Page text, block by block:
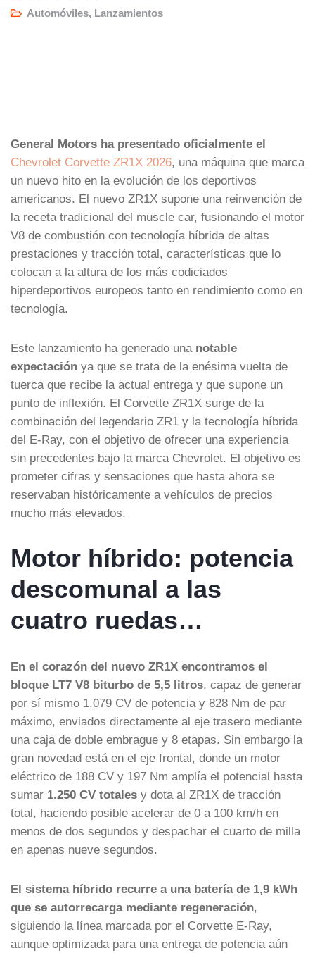
Automóviles, Lanzamientos
General Motors ha presentado oficialmente el
Chevrolet Corvette ZR1X 2026, una máquina que marca
un nuevo hito en la evolución de los deportivos
americanos. El nuevo ZR1X supone una reinvención de
la receta tradicional del muscle car, fusionando el motor
V8 de combustión con tecnología híbrida de altas
prestaciones y tracción total, características que lo
colocan a la altura de los más codiciados
hiperdeportivos europeos tanto en rendimiento como en
tecnología.
Este lanzamiento ha generado una notable
expectación ya que se trata de la enésima vuelta de
tuerca que recibe la actual entrega y que supone un
punto de inflexión. El Corvette ZR1X surge de la
combinación del legendario ZR1 y la tecnología híbrida
del E-Ray, con el objetivo de ofrecer una experiencia
sin precedentes bajo la marca Chevrolet. El objetivo es
prometer cifras y sensaciones que hasta ahora se
reservaban históricamente a vehículos de precios
mucho más elevados.
Motor híbrido: potencia
descomunal a las
cuatro ruedas…
En el corazón del nuevo ZR1X encontramos el
bloque LT7 V8 biturbo de 5,5 litros, capaz de generar
por sí mismo 1.079 CV de potencia y 828 Nm de par
máximo, enviados directamente al eje trasero mediante
una caja de doble embrague y 8 etapas. Sin embargo la
gran novedad está en el eje frontal, donde un motor
eléctrico de 188 CV y 197 Nm amplía el potencial hasta
sumar 1.250 CV totales y dota al ZR1X de tracción
total, haciendo posible acelerar de 0 a 100 km/h en
menos de dos segundos y despachar el cuarto de milla
en apenas nueve segundos.
El sistema híbrido recurre a una batería de 1,9 kWh
que se autorrecarga mediante regeneración,
siguiendo la línea marcada por el Corvette E-Ray,
aunque optimizada para una entrega de potencia aún